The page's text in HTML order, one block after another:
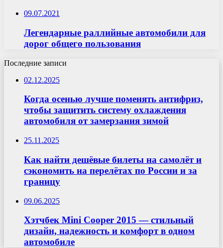
09.07.2021
Легендарные раллийные автомобили для
дорог общего пользования
Последние записи
02.12.2025
Когда осенью лучше поменять антифриз,
чтобы защитить систему охлаждения
автомобиля от замерзания зимой
25.11.2025
Как найти дешёвые билеты на самолёт и
сэкономить на перелётах по России и за
границу
09.06.2025
Хэтчбек Mini Cooper 2015 — стильный
дизайн, надежность и комфорт в одном
автомобиле